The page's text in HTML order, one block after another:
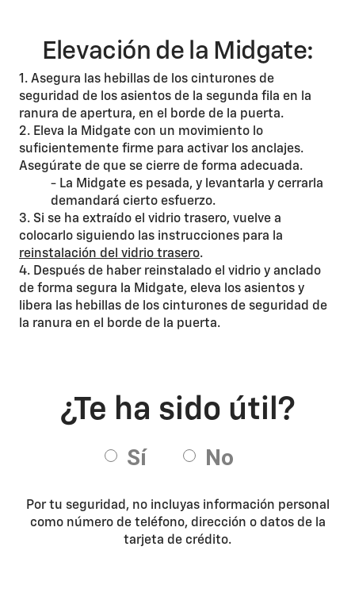
Elevación de la Midgate:
1. Asegura las hebillas de los cinturones de
seguridad de los asientos de la segunda fila en la
ranura de apertura, en el borde de la puerta.
2. Eleva la Midgate con un movimiento lo
suficientemente firme para activar los anclajes.
Asegúrate de que se cierre de forma adecuada.
- La Midgate es pesada, y levantarla y cerrarla
demandará cierto esfuerzo.
3. Si se ha extraído el vidrio trasero, vuelve a
colocarlo siguiendo las instrucciones para la
reinstalación del vidrio trasero.
4. Después de haber reinstalado el vidrio y anclado
de forma segura la Midgate, eleva los asientos y
libera las hebillas de los cinturones de seguridad de
la ranura en el borde de la puerta.
Por tu seguridad, no incluyas información personal
como número de teléfono, dirección o datos de la
tarjeta de crédito.